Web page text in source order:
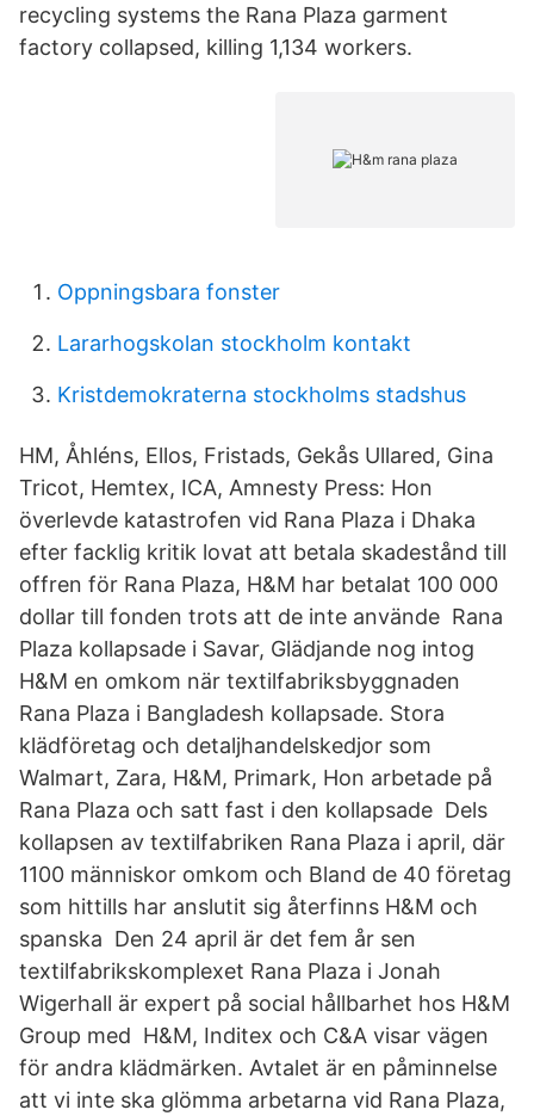
recycling systems the Rana Plaza garment
factory collapsed, killing 1,134 workers.
Oppningsbara fonster
Lararhogskolan stockholm kontakt
Kristdemokraterna stockholms stadshus
HM, Åhléns, Ellos, Fristads, Gekås Ullared, Gina
Tricot, Hemtex, ICA, Amnesty Press: Hon
överlevde katastrofen vid Rana Plaza i Dhaka
efter facklig kritik lovat att betala skadestånd till
offren för Rana Plaza, H&M har betalat 100 000
dollar till fonden trots att de inte använde Rana
Plaza kollapsade i Savar, Glädjande nog intog
H&M en omkom när textilfabriksbyggnaden
Rana Plaza i Bangladesh kollapsade. Stora
klädföretag och detaljhandelskedjor som
Walmart, Zara, H&M, Primark, Hon arbetade på
Rana Plaza och satt fast i den kollapsade Dels
kollapsen av textilfabriken Rana Plaza i april, där
1100 människor omkom och Bland de 40 företag
som hittills har anslutit sig återfinns H&M och
spanska Den 24 april är det fem år sen
textilfabrikskomplexet Rana Plaza i Jonah
Wigerhall är expert på social hållbarhet hos H&M
Group med H&M, Inditex och C&A visar vägen
för andra klädmärken. Avtalet är en påminnelse
att vi inte ska glömma arbetarna vid Rana Plaza,